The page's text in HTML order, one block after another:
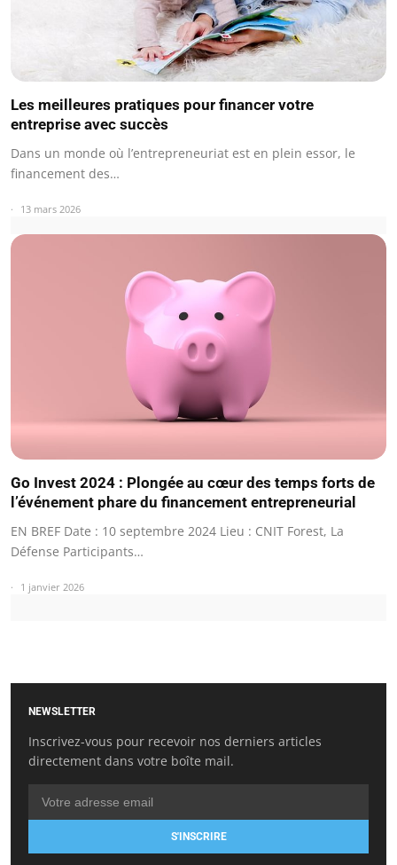
Les meilleures pratiques pour financer votre
entreprise avec succès
Dans un monde où l’entrepreneuriat est en plein essor, le
financement des…
13 mars 2026
Go Invest 2024 : Plongée au cœur des temps forts de
l’événement phare du financement entrepreneurial
EN BREF Date : 10 septembre 2024 Lieu : CNIT Forest, La
Défense Participants…
1 janvier 2026
NEWSLETTER
Inscrivez-vous pour recevoir nos derniers articles
directement dans votre boîte mail.
S'INSCRIRE